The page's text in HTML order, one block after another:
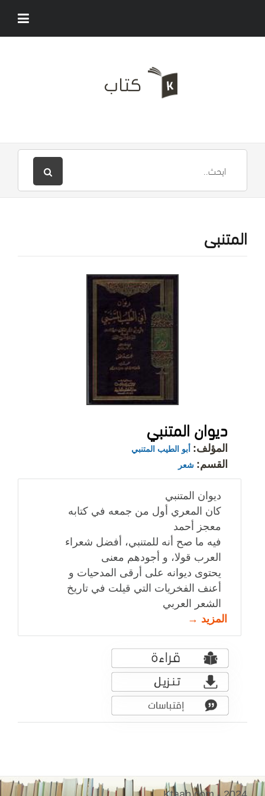
المتنبى
ديوان المتنبي
المؤلف: أبو الطيب المتنبي
القسم: شعر
ديوان المتنبي
كان المعري أول من جمعه في كتابه
معجز أحمد
فيه ما صح أنه للمتنبي، أفضل شعراء
العرب قولا، و أجودهم معنى
يحتوى ديوانه على أرقى المدحيات و
أعنف الفخريات التي قيلت في تاريخ
الشعر العربي
المزيد →